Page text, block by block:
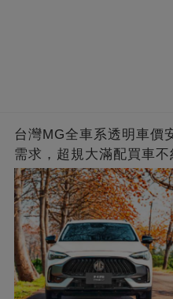
台灣MG全車系透明車價
需求，超規大滿配買車不